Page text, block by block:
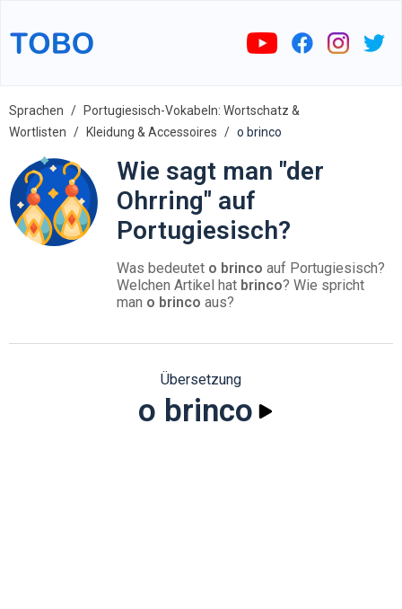
Sprachen
Portugiesisch-Vokabeln: Wortschatz &
Wortlisten
Kleidung & Accessoires o brinco
Wie sagt man "der
Ohrring" auf
Portugiesisch?
Was bedeutet o brinco auf Portugiesisch?
Welchen Artikel hat brinco? Wie spricht
man o brinco aus?
Übersetzung
o brinco